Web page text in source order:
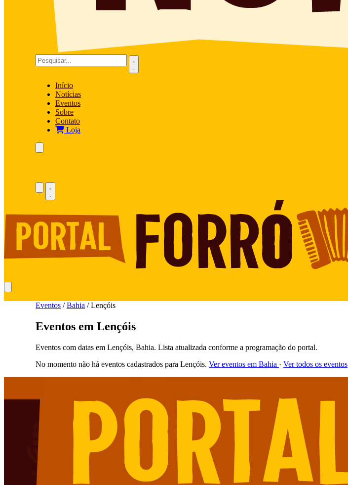
Início
Notícias
Eventos
Sobre
Contato
Loja
Eventos / Bahia / Lençóis
Eventos em Lençóis
Eventos com datas em Lençóis, Bahia. Lista atualizada conforme a programação do portal.
No momento não há eventos cadastrados para Lençóis. Ver eventos em Bahia · Ver todos os eventos